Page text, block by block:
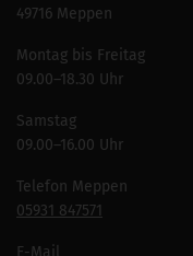
49716 Meppen
Montag bis Freitag
09.00–18.30 Uhr
Samstag
09.00–16.00 Uhr
Telefon Meppen
05931 847571
E-Mail